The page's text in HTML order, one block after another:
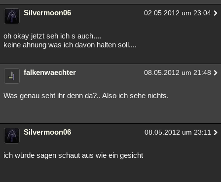
Silvermoon06 02.05.2012 um 23:04
oh okay jetzt seh ich s auch....
keine ahnung was ich davon halten soll....
falkenwaechter 08.05.2012 um 21:48
Was genau seht ihr denn da?.. Also ich sehe nichts.
Silvermoon06 08.05.2012 um 23:11
ich würde sagen schaut aus wie ein gesicht